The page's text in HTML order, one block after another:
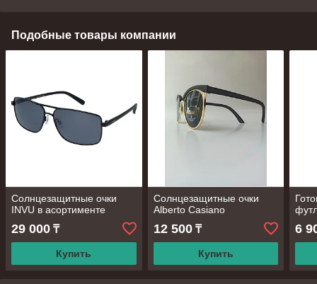
Подобные товары компании
Солнцезащитные очки
INVU в асортименте
29 000 ₸
Купить
Солнцезащитные очки
Alberto Casiano
12 500₸
Купить
6